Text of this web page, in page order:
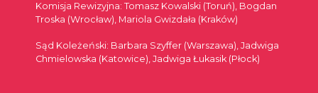
Komisja Rewizyjna: Tomasz Kowalski (Toruń), Bogdan
Troska (Wrocław), Mariola Gwizdała (Kraków)
Sąd Koleżeński: Barbara Szyffer (Warszawa), Jadwiga
Chmielowska (Katowice), Jadwiga Łukasik (Płock)